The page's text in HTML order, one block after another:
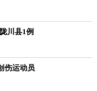
川县1例
伤运动员